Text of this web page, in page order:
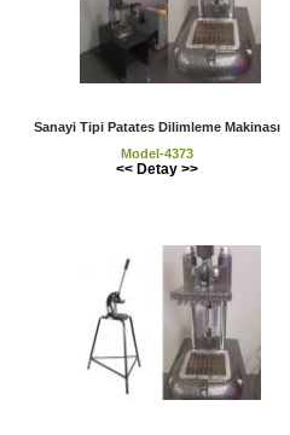
Sanayi Tipi Patates Dilimleme Makinası
Model-4373
<< Detay >>